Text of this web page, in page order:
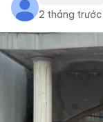
2 tháng trước